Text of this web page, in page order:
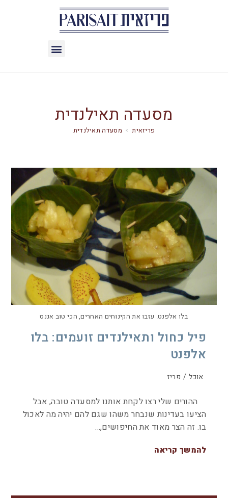
מסעדה תאילנדית
> מסעדה תאילנדית
בלו אלפנט. עזבו את הקינוחים האחרים, הכי טוב אננס
פיל כחול ותאילנדים זועמים: בלו
אלפנט
אוכל / פריז
ההורים שלי רצו לקחת אותנו למסעדה טובה, אבל
הציעו בעדינות שנבחר משהו שגם להם יהיה מה לאכול
בו. זה הצר מאוד את החיפושים,…
להמשך קריאה